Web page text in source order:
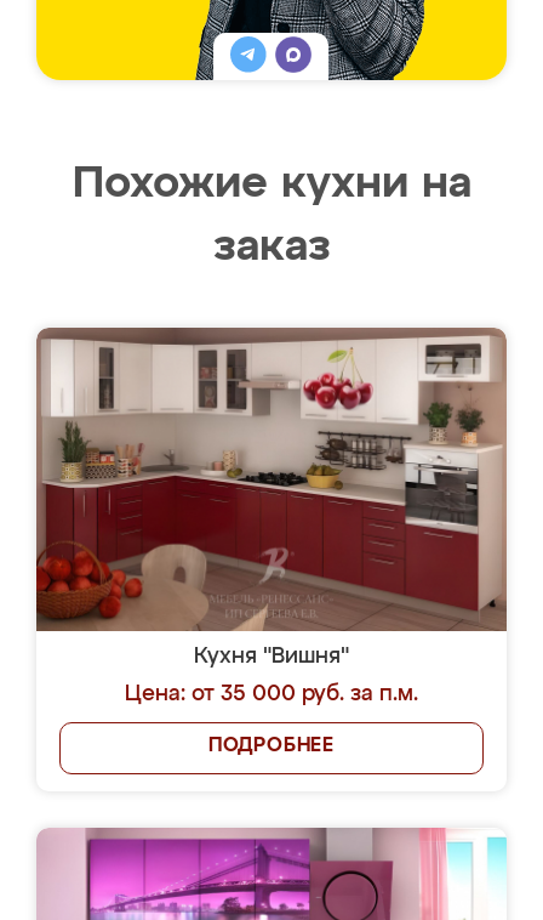
Похожие кухни на
заказ
Кухня "Вишня"
Цена: от 35 000 руб. за п.м.
ПОДРОБНЕЕ